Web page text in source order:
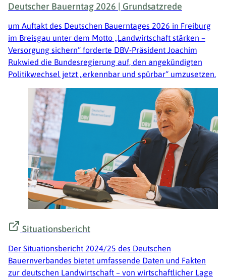
Deutscher Bauerntag 2026 | Grundsatzrede
um Auftakt des Deutschen Bauerntages 2026 in Freiburg
im Breisgau unter dem Motto „Landwirtschaft stärken –
Versorgung sichern“ forderte DBV-Präsident Joachim
Rukwied die Bundesregierung auf, den angekündigten
Politikwechsel jetzt „erkennbar und spürbar“ umzusetzen.
Situationsbericht
Der Situationsbericht 2024/25 des Deutschen
Bauernverbandes bietet umfassende Daten und Fakten
zur deutschen Landwirtschaft – von wirtschaftlicher Lage